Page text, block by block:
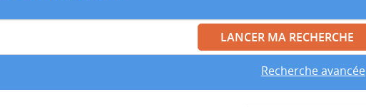
Recherche avancée